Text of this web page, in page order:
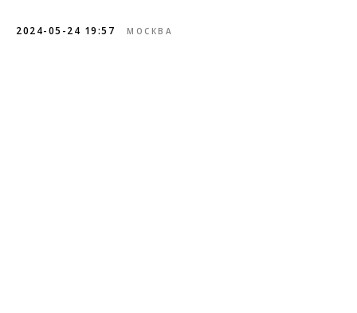
2024-05-24 19:57 МОСКВА